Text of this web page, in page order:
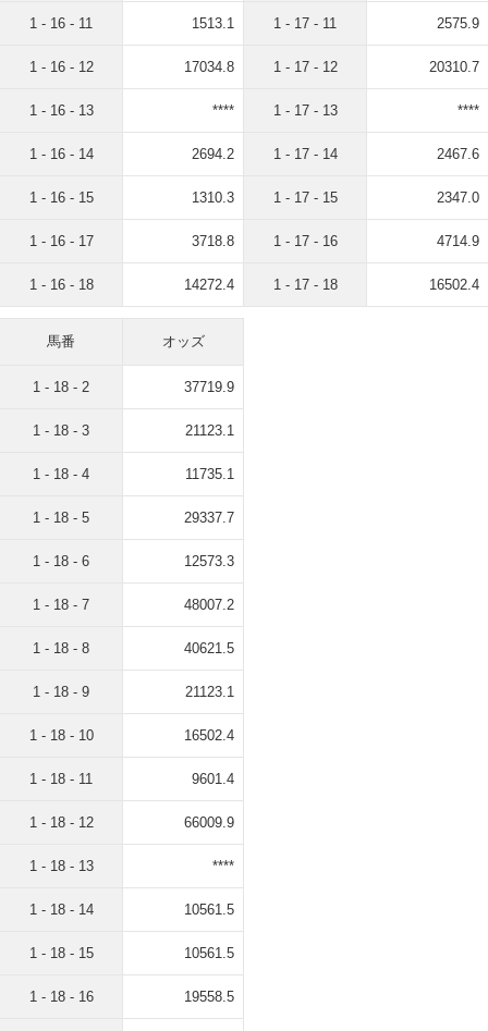
1 - 16 - 11 1513.1
1 - 16 - 12 17034.8
1 - 16 - 13 ****
1 - 16 - 14 2694.2
1 - 16 - 15 1310.3
1 - 16 - 17 3718.8
1 - 16 - 18 14272.4
1 - 17 - 11 2575.9
1 - 17 - 12 20310.7
1 - 17 - 13 ****
1 - 17 - 14 2467.6
1 - 17 - 15 2347.0
1 - 17 - 16 4714.9
1 - 17 - 18 16502.4
馬番 オッズ
1 - 18 - 2 37719.9
1 - 18 - 3 21123.1
1 - 18 - 4 11735.1
1 - 18 - 5 29337.7
1 - 18 - 6 12573.3
1 - 18 - 7 48007.2
1 - 18 - 8 40621.5
1 - 18 - 9 21123.1
1 - 18 - 10 16502.4
1 - 18 - 11 9601.4
1 - 18 - 12 66009.9
1 - 18 - 13 ****
1 - 18 - 14 10561.5
1 - 18 - 15 10561.5
1 - 18 - 16 19558.5